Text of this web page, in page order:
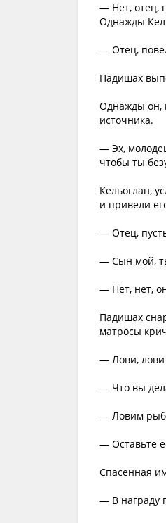
— Нет, отец,
Однажды
— Отец,
Падишах
Однажды он,
источника.
— Эх,
чтобы ты
Кельоглан,
и привели
— Отец,
— Сын мой,
— Нет, нет,
Падишах
матросы
— Лови, лови
— Что вы
— Ловим
— Оставьте
Спасенная
— В награду